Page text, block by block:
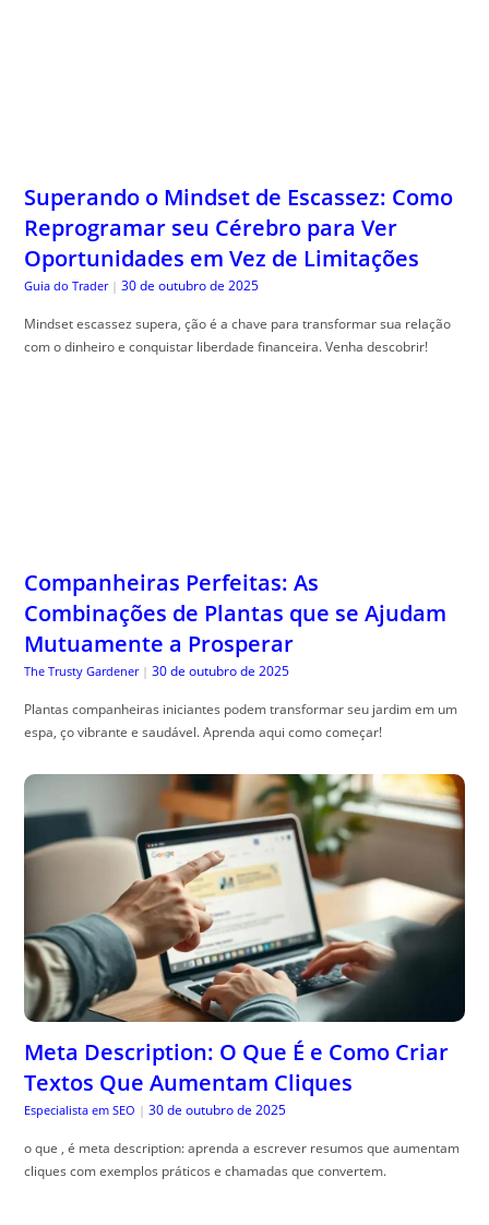
Superando o Mindset de Escassez: Como
Reprogramar seu Cérebro para Ver
Oportunidades em Vez de Limitações
Guia do Trader | 30 de outubro de 2025
Mindset escassez supera, ção é a chave para transformar sua relação
com o dinheiro e conquistar liberdade financeira. Venha descobrir!
Companheiras Perfeitas: As
Combinações de Plantas que se Ajudam
Mutuamente a Prosperar
The Trusty Gardener | 30 de outubro de 2025
Plantas companheiras iniciantes podem transformar seu jardim em um
espa, ço vibrante e saudável. Aprenda aqui como começar!
Meta Description: O Que É e Como Criar
Textos Que Aumentam Cliques
Especialista em SEO | 30 de outubro de 2025
o que , é meta description: aprenda a escrever resumos que aumentam
cliques com exemplos práticos e chamadas que convertem.